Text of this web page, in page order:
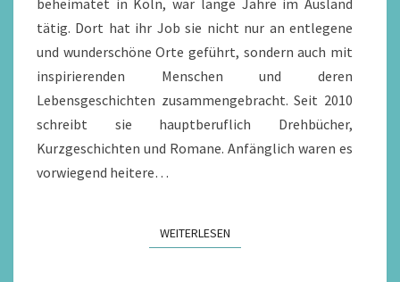
REZENSION
beheimatet in Köln, war lange Jahre im Ausland
tätig. Dort hat ihr Job sie nicht nur an entlegene
und wunderschöne Orte geführt, sondern auch mit
inspirierenden Menschen und deren
Lebensgeschichten zusammengebracht. Seit 2010
schreibt sie hauptberuflich Drehbücher,
Kurzgeschichten und Romane. Anfänglich waren es
vorwiegend heitere…
WEITERLESENWEITERLESEN